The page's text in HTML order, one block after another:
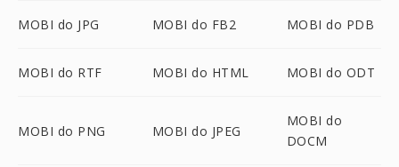
MOBI do JPG MOBI do FB2 MOBI do PDB
MOBI do RTF MOBI do HTML MOBI do ODT
MOBI do PNG MOBI do JPEG
MOBI do
DOCM